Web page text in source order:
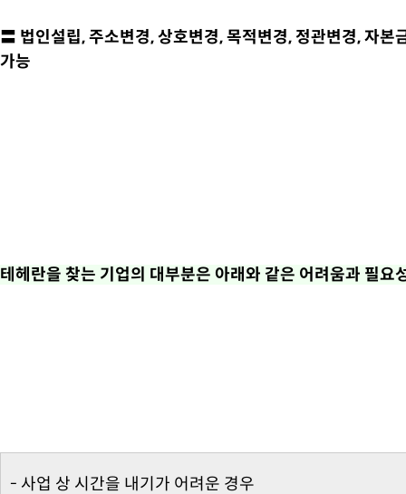
〓 법인설립, 주소변경, 상호변경, 목적변경, 정관변경, 자본
가능
테헤란을 찾는 기업의 대부분은 아래와 같은 어려움과 필요
- 사업 상 시간을 내기가 어려운 경우